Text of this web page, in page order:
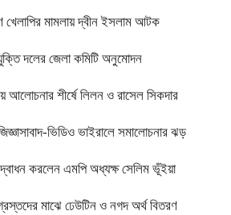
খেলাপির মামলায় দ্বীন ইসলাম আটক
দলের জেলা কমিটি অনুমোদন
আলোচনার শীর্ষে লিলন ও রাসেল সিকদার
ভিডিও ভাইরালে সমালোচনার ঝড়
করলেন এমপি অধ্যক্ষ সেলিম ভূঁইয়া
মাঝে ঢেউটিন ও নগদ অর্থ বিতরণ